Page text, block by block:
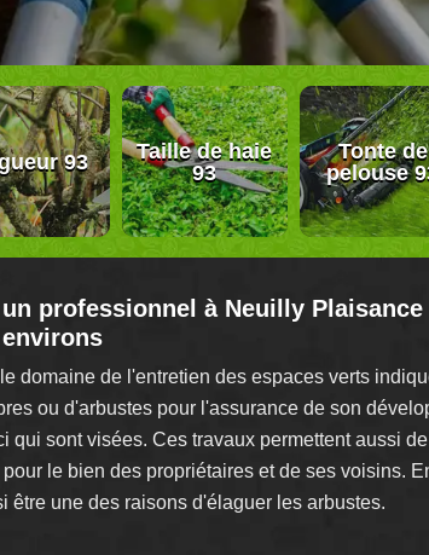
93
Taille de haie
93
Tonte de
pelouse
professionnel à Neuilly Plaisance
environs
domaine de l'entretien des espaces verts
ou d'arbustes pour l'assurance de son
sont visées. Ces travaux permettent aussi
le bien des propriétaires et de ses voisins.
être une des raisons d'élaguer les arbustes.